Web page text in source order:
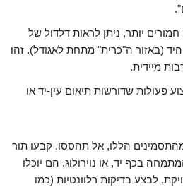
יותר, ניתן לראות דלדול של
(באזור ה"כרית" מתחת לאגודל). זהו
מיידית.
פעולות שדורשות תיאום עין-יד או
הללו, אל תהססו. קבעו תור
בכף יד, או נוירולוג. הם יוכלו
לבצע בדיקות רלוונטיות (כמו